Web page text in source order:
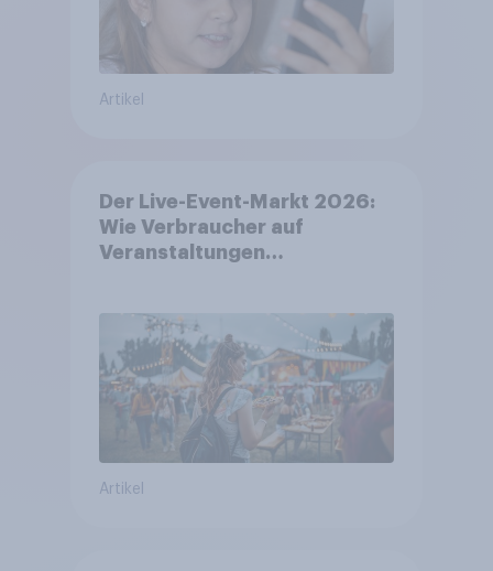
Artikel
Der Live-Event-Markt 2026:
Wie Verbraucher auf
Veranstaltungen
Artikel